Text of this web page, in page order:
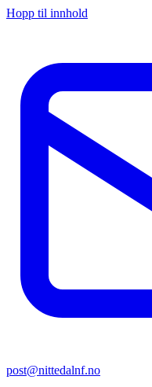
Hopp til innhold
post@nittedalnf.no